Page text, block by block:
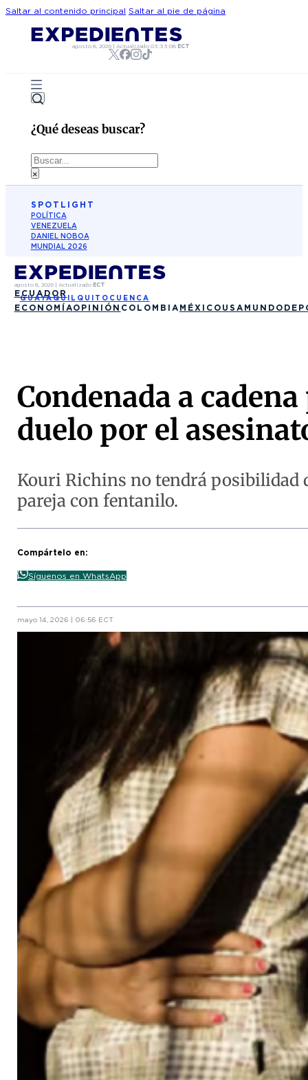
Saltar al contenido principal Saltar al pie de página
agosto 8, 2026| Actualizado 03:33:08 ECT
¿Qué deseas buscar?
Buscar
×
SPOTLIGHT
POLÍTICA
VENEZUELA
DANIEL NOBOA
MUNDIAL 2026
agosto 8, 2026| Actualizado ECT
ECUADOR
GUAYAQUIL QUITO CUENCA
ECONOMÍAOPINIÓN COLOMBIA MÉXICO USA MUNDO
Condenada a
duelo por el
Kouri Richins no tendrá posibilidad
pareja con fentanilo.
Compártelo en:
Síguenos en WhatsApp
mayo 14, 2026 | 06:56 ECT